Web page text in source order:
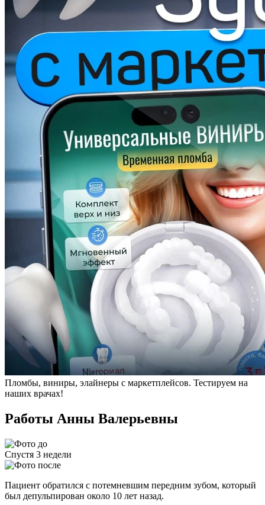
Пломбы, виниры, элайнеры с маркетплейсов. Тестируем на
наших врачах!
Работы Анны Валерьевны
Спустя 3 недели
Пациент обратился с потемневшим передним зубом, который
был депульпирован около 10 лет назад.